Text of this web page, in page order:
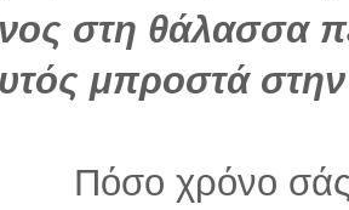
στη θάλασσα
μπροστά
Πόσο χρόνο